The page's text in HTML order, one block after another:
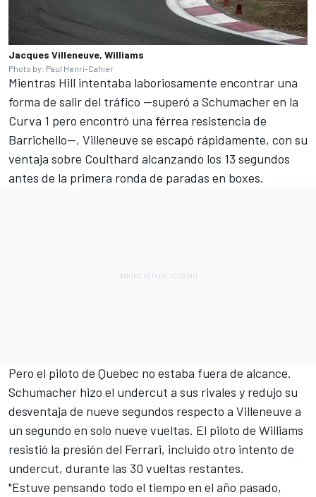
Jacques Villeneuve, Williams
Photo by: Paul Henri-Cahier
Mientras Hill intentaba laboriosamente encontrar una
forma de salir del tráfico —superó a Schumacher en la
Curva 1 pero encontró una férrea resistencia de
Barrichello—, Villeneuve se escapó rápidamente, con su
ventaja sobre Coulthard alcanzando los 13 segundos
antes de la primera ronda de paradas en boxes.
Pero el piloto de Quebec no estaba fuera de alcance.
Schumacher hizo el undercut a sus rivales y redujo su
desventaja de nueve segundos respecto a Villeneuve a
un segundo en solo nueve vueltas. El piloto de Williams
resistió la presión del Ferrari, incluido otro intento de
undercut, durante las 30 vueltas restantes.
"Estuve pensando todo el tiempo en el año pasado,